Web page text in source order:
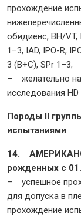
прохождение
обидиенс, BH/VT,
1–3, IAD, IPO-R,
3 (B+C), SPr 1–3;
– желательно
исследования HD
Породы II
испытаниями
14.
рожденных с
– успешное
для допуска в
прохождение